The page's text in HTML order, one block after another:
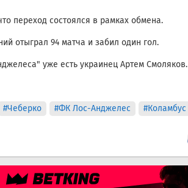
переход состоялся в рамках обмена.
отыграл 94 матча и забил один гол.
уже есть украинец Артем Смоляков.
#Чеберко #ФК Лос-Анджелес